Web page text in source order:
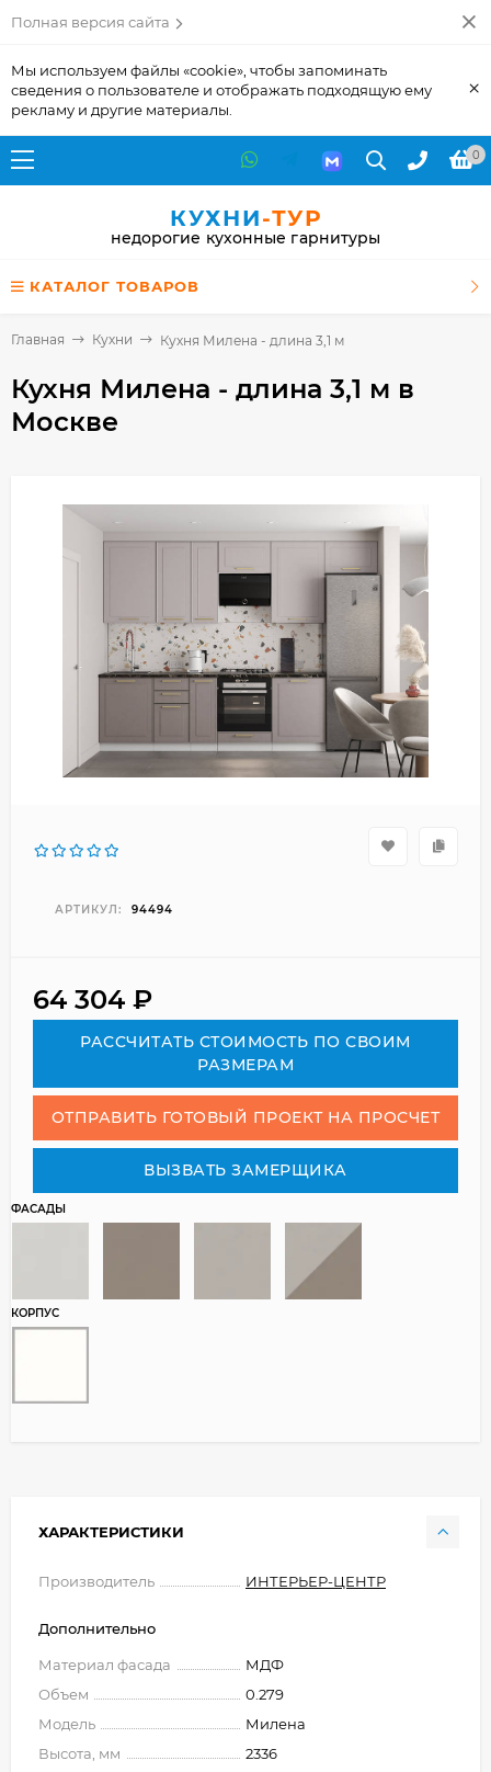
Полная версия сайта
Мы используем файлы «cookie», чтобы запоминать
сведения о пользователе и отображать подходящую ему
рекламу и другие материалы.
×
0
КУХНИ-ТУР
недорогие кухонные гарнитуры
КАТАЛОГ ТОВАРОВ
Главная Кухни Кухня Милена - длина 3,1 м
Кухня Милена - длина 3,1 м в
Москве
АРТИКУЛ: 94494
64 304 ₽
РАСCЧИТАТЬ СТОИМОСТЬ ПО СВОИМ
РАЗМЕРАМ
ОТПРАВИТЬ ГОТОВЫЙ ПРОЕКТ НА ПРОСЧЕТ
ВЫЗВАТЬ ЗАМЕРЩИКА
ФАСАДЫ
КОРПУС
ХАРАКТЕРИСТИКИ
Производитель ИНТЕРЬЕР-ЦЕНТР
Дополнительно
Материал фасада
МДФ
Объем
0.279
Модель
Милена
Высота, мм
2336